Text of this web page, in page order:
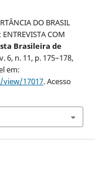
DO BRASIL
COM
Brasileira de
6, n. 11, p. 175–178,
em:
17017. Acesso